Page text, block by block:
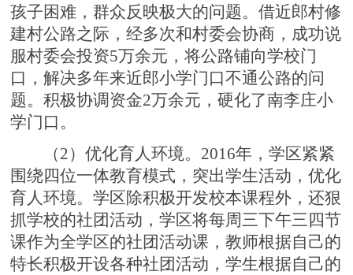
孩子困难，群众反映极大的问题。借近郎村修
建村公路之际，经多次和村委会协商，成功说
服村委会投资5万余元，将公路铺向学校门
口，解决多年来近郎小学门口不通公路的问
题。积极协调资金2万余元，硬化了南李庄小
学门口。
（2）优化育人环境。2016年，学区紧紧
围绕四位一体教育模式，突出学生活动，优化
育人环境。学区除积极开发校本课程外，还狠
抓学校的社团活动，学区将每周三下午三四节
课作为全学区的社团活动课，教师根据自己的
特长积极开设各种社团活动，学生根据自己的